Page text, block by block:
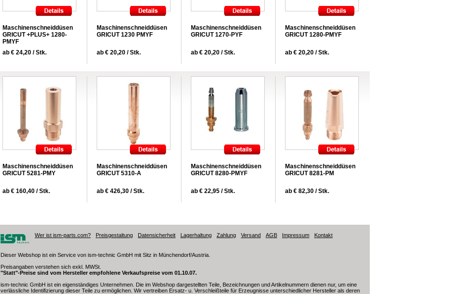
Maschinenschneiddüsen
GRICUT +PLUS+ 1280-
PMYF
ab € 24,20 / Stk.
Maschinenschneiddüsen
GRICUT 1230 PMYF
ab € 20,20 / Stk.
Maschinenschneiddüsen
GRICUT 1270-PYF
ab € 20,20 / Stk.
Maschinenschneiddüsen
GRICUT 1280-PMYF
ab € 20,20 / Stk.
Maschinenschneiddüsen
GRICUT 5281-PMY
ab € 160,40 / Stk.
Maschinenschneiddüsen
GRICUT 5310-A
ab € 426,30 / Stk.
Maschinenschneiddüsen
GRICUT 8280-PMYF
ab € 22,95 / Stk.
Maschinenschneiddüsen
GRICUT 8281-PM
ab € 82,30 / Stk.
Wer ist ism-parts.com? Preisgestaltung Datensicherheit Lagerhaltung Zahlung Versand AGB Impressum Kontakt
Dieser Webshop ist ein Service von ism-technic GmbH mit Sitz in Münchendorf/Austria.
Preisangaben verstehen sich exkl. MWSt.
"Statt"-Preise sind vom Hersteller empfohlene Verkaufspreise vom 01.10.07.
ism-technic GmbH ist ein eigenständiges Unternehmen. Die im Webshop dargestellten Teile, Bezeichnungen und Artikelnummern dienen nur, um eine
verlässliche Identifizierung dieser Teile zu ermöglichen. Wir vertreiben Ersatz- u. Verschleißteile für Erzeugnisse unterschiedlicher Hersteller als deren